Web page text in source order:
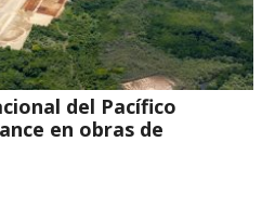
del Pacífico
en obras de